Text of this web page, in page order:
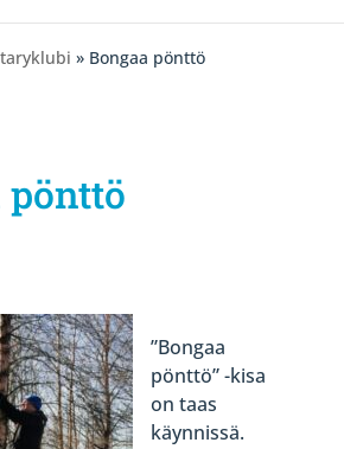
» Bongaa pönttö
pönttö
”Bongaa
pönttö” -kisa
on taas
käynnissä.